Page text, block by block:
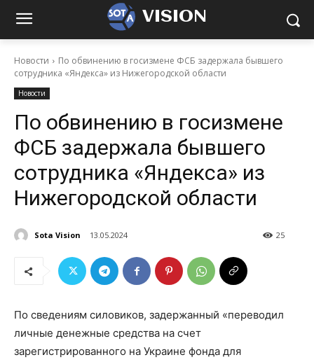
VISION
Новости
По обвинению в госизмене ФСБ задержала бывшего
сотрудника «Яндекса» из Нижегородской области
Новости
По обвинению в госизмене
ФСБ задержала бывшего
сотрудника «Яндекса» из
Нижегородской области
Sota Vision 13.05.2024 25
По сведениям силовиков, задержанный «переводил
личные денежные средства на счет
зарегистрированного на Украине фонда для